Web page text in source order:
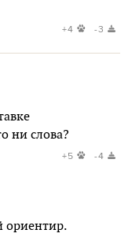
+4 -3
ни слова?
+5 -4
ориентир.